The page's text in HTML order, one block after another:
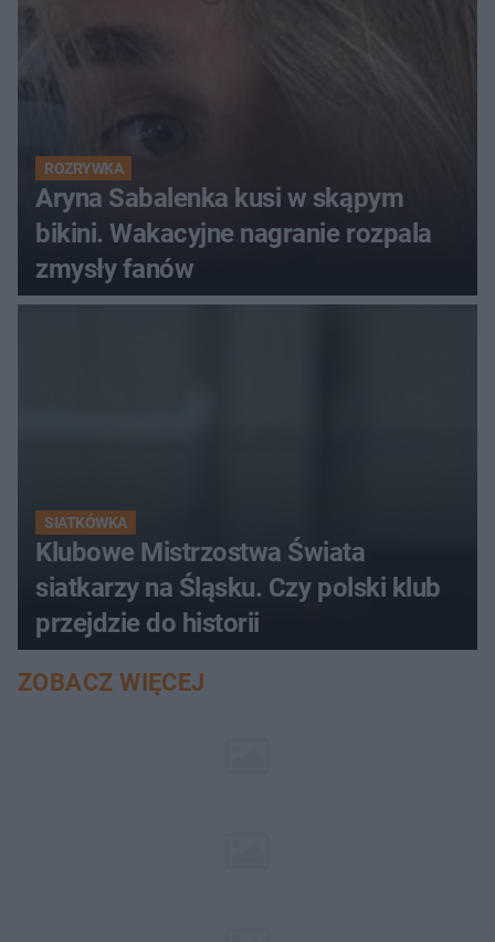
ROZRYWKA
Aryna Sabalenka kusi w skąpym
bikini. Wakacyjne nagranie rozpala
zmysły fanów
SIATKÓWKA
Klubowe Mistrzostwa Świata
siatkarzy na Śląsku. Czy polski klub
przejdzie do historii
ZOBACZ WIĘCEJ